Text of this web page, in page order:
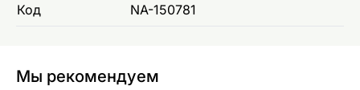
Код NA-150781
Мы рекомендуем